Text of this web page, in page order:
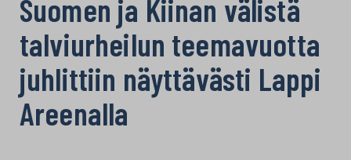
Suomen ja Kiinan välistä
talviurheilun teemavuotta
juhlittiin näyttävästi Lappi
Areenalla